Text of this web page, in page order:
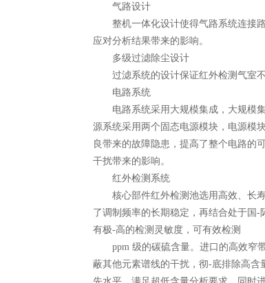
气路设计
整机一体化设计使得气路系统连接路
应对分析结果带来的影响。
多级过滤除尘设计
过滤系统的设计保证红外检测气室不
电路系统
电路系统采用大规模集成，大规模集
源系统采用两个固态电源模块，电源模
良带来的故障隐患，提高了整个电路的
干扰带来的影响。
红外检测系统
核心部件红外检测池选用高效、长寿
了调制频率的长期稳定，再结合处于国
有极-高的检测灵敏度，可有效检测
ppm 级的碳硫含量。进口的高效窄带
蔽其他元素谱线的干扰，彻-底排除高